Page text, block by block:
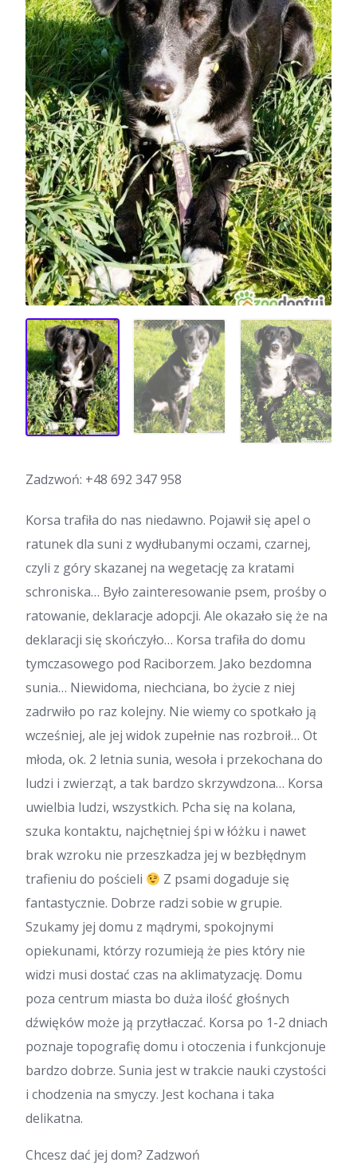
Zadzwoń: +48 692 347 958
Korsa trafiła do nas niedawno. Pojawił się apel o
ratunek dla suni z wydłubanymi oczami, czarnej,
czyli z góry skazanej na wegetację za kratami
schroniska… Było zainteresowanie psem, prośby o
ratowanie, deklaracje adopcji. Ale okazało się że na
deklaracji się skończyło… Korsa trafiła do domu
tymczasowego pod Raciborzem. Jako bezdomna
sunia… Niewidoma, niechciana, bo życie z niej
zadrwiło po raz kolejny. Nie wiemy co spotkało ją
wcześniej, ale jej widok zupełnie nas rozbroił… Ot
młoda, ok. 2 letnia sunia, wesoła i przekochana do
ludzi i zwierząt, a tak bardzo skrzywdzona… Korsa
uwielbia ludzi, wszystkich. Pcha się na kolana,
szuka kontaktu, najchętniej śpi w łóżku i nawet
brak wzroku nie przeszkadza jej w bezbłędnym
trafieniu do pościeli
Z psami dogaduje się
fantastycznie. Dobrze radzi sobie w grupie.
Szukamy jej domu z mądrymi, spokojnymi
opiekunami, którzy rozumieją że pies który nie
widzi musi dostać czas na aklimatyzację. Domu
poza centrum miasta bo duża ilość głośnych
dźwięków może ją przytłaczać. Korsa po 1-2 dniach
poznaje topografię domu i otoczenia i funkcjonuje
bardzo dobrze. Sunia jest w trakcie nauki czystości
i chodzenia na smyczy. Jest kochana i taka
delikatna.
Chcesz dać jej dom? Zadzwoń